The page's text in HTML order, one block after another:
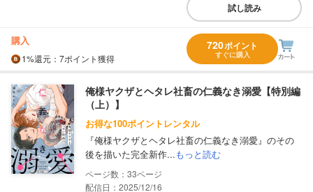
試し読み
購入
1%還元 ：7ポイント獲得
720ポイント
すぐに購入
俺様ヤクザとヘタレ社畜の仁義なき溺愛【特別編
（上）】
お得な100ポイントレンタル
『俺様ヤクザとヘタレ社畜の仁義なき溺愛』のその
後を描いた完全新作...もっと読む
33
配信日：2025/12/16